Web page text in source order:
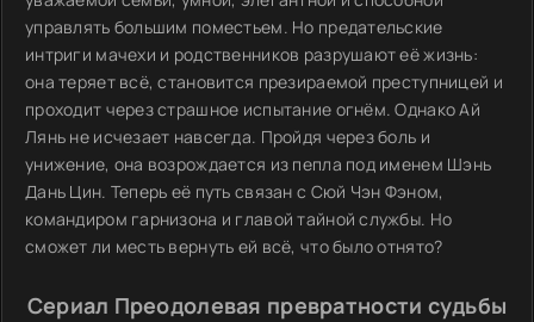
управлять большим поместьем. Но предательские
интриги мачехи и родственников разрушают её жизнь:
она теряет всё, становится презираемой преступницей и
проходит через страшное испытание огнём. Однако Ай
Лянь не исчезает навсегда. Пройдя через боль и
унижение, она возрождается из пепла под именем Шэнь
Дань Цин. Теперь её путь связан с Сюй Чэн Фэном,
командиром гарнизона и главой тайной службы. Но
сможет ли месть вернуть ей всё, что было отнято?
Сериал Преодолевая превратности судьбы